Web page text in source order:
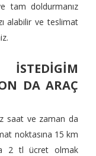
tam doldurmanız
alabilir ve teslimat
DA ARAÇ
saat ve zaman da
noktasına 15 km
2 tl ücret olmak